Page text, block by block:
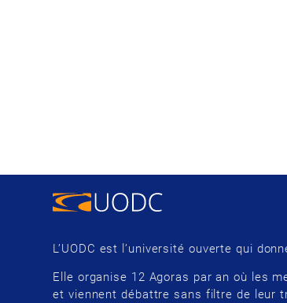
L’UODC est l’université ouverte qui
Elle organise 12 Agoras par an où les
et viennent débattre sans filtre de leur